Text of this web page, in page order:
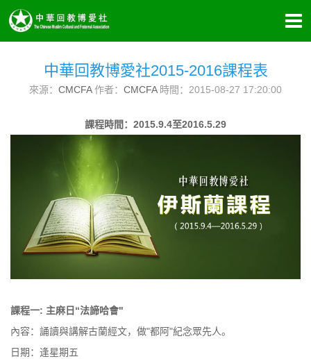
中華回教博愛社2015-2016課程表
來源： CMCFA作者： CMCFA時間：2015-08-27 17:20:00
課程時間：2015.9.4至2016.5.29
課程一: 主麻日“法諦哈會"
內容：誦讀與講解古蘭經文，做"都阿"紀念眾先人。
日期：逢星期五